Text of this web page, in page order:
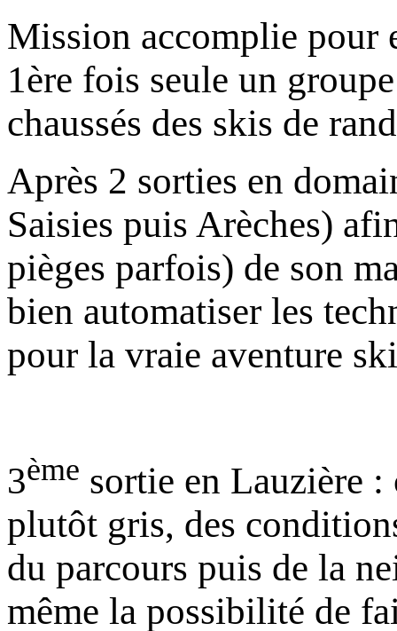
Mission accomplie pour
1ère fois seule un
chaussés des skis de
Après 2 sorties en
Saisies puis Arèches)
pièges parfois) de son
bien automatiser les
pour la vraie aventure
3ème sortie en Lauzière
plutôt gris, des
du parcours puis de la
même la possibilité de